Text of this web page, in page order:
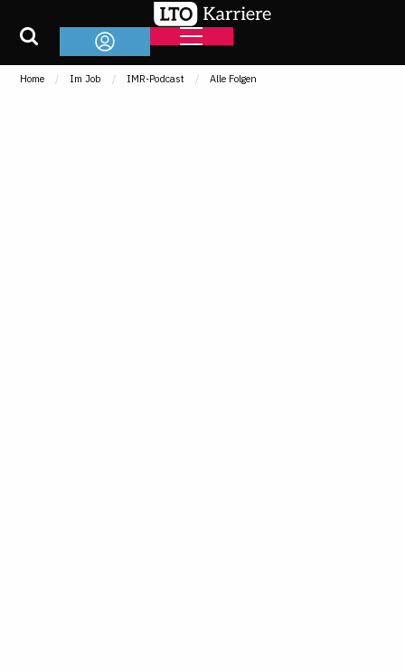
Home Im Job IMR-Podcast Alle Folgen